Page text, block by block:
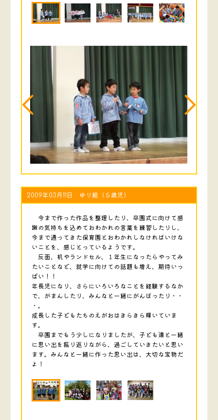
2009年03月11日 ゆり組（５歳児）
今まで作った作品を整理したり、卒園式に向けて感
謝の気持ちを込めておわかれの言葉を練習したりし、
今まで通ってきた保育園とおわかれしなければいけな
いことを、感じとっているようです。
反面、机やランドセル、１年生になったらやってみ
たいことなど、就学に向けての話題も増え、期待いっ
ぱい！！
年長児になり、さらにいろいろなことを経験するなか
で、がまんしたり、みんなと一緒にがんばったり・・
・。
成長した子どもたちのえがおはきらきら輝いていま
す。
卒園までもう少しになりましたが、子ども達と一緒
に思い出を振り返りながら、過ごしていきたいと思い
ます。みんなと一緒に作った思い出は、大切な宝物だ
よ！